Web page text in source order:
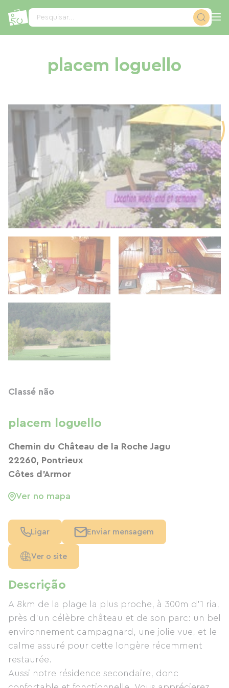
Pesquisar...
placem loguello
Descrição
A 8km de la plage la plus proche, à 300m d'1 ria,
près d'un célèbre château et de son parc: un bel
environnement campagnard, une jolie vue, et le
calme assuré pour cette longère récemment
restaurée.
Aussi notre résidence secondaire, donc
Classé não
placem loguello
Chemin du Château de la Roche Jagu
22260, Pontrieux
Côtes d'Armor
Ver no mapa
Ligar Enviar mensagem
Ver o site
Painel de Gerenciamento de Cookies